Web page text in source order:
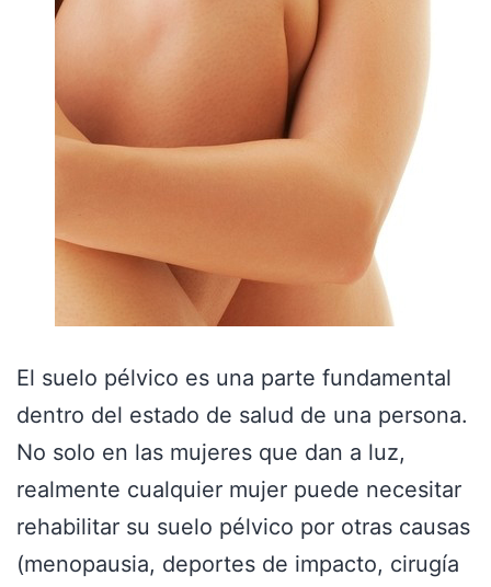
El suelo pélvico es una parte fundamental
dentro del estado de salud de una persona.
No solo en las mujeres que dan a luz,
realmente cualquier mujer puede necesitar
rehabilitar su suelo pélvico por otras causas
(menopausia, deportes de impacto, cirugía